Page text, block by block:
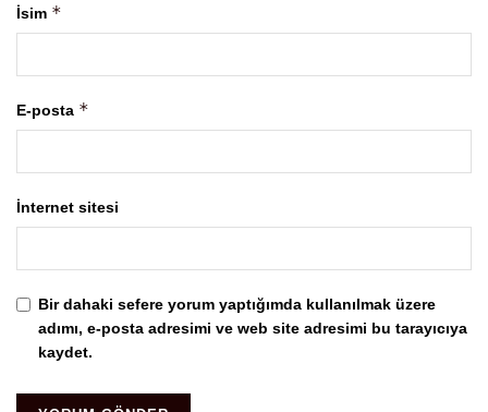
İsim *
E-posta *
İnternet sitesi
Bir dahaki sefere yorum yaptığımda kullanılmak üzere
adımı, e-posta adresimi ve web site adresimi bu tarayıcıya
kaydet.